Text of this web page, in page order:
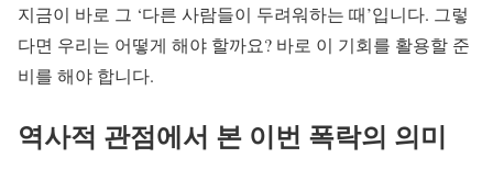
지금이 바로 그 ‘다른 사람들이 두려워하는 때’입니다. 그렇
다면 우리는 어떻게 해야 할까요? 바로 이 기회를 활용할 준
비를 해야 합니다.
역사적 관점에서 본 이번 폭락의 의미